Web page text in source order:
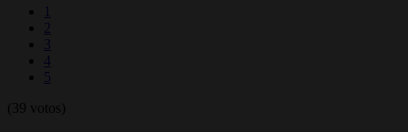
1
2
3
4
5
(39 votos)